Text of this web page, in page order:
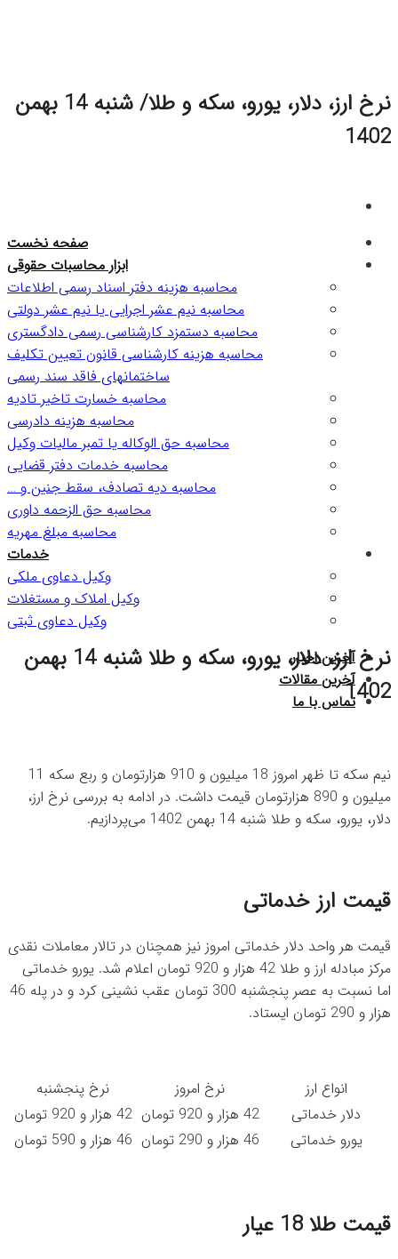
صفحه نخست
ابزار محاسبات حقوقی
محاسبه هزینه دفتر اسناد رسمی اطلاعات
محاسبه نیم عشر اجرایی یا نیم عشر دولتی
محاسبه دستمزد کارشناسی رسمی دادگستری
محاسبه هزینه کارشناسی قانون تعیین تکلیف
ساختمانهای فاقد سند رسمی
محاسبه خسارت تاخیر تادیه
محاسبه هزینه دادرسی
محاسبه حق الوکاله یا تمبر مالیات وکیل
محاسبه خدمات دفتر قضایی
محاسبه دیه تصادف، سقط جنین و …
محاسبه حق الزحمه داوری
محاسبه مبلغ مهریه
خدمات
وکیل دعاوی ملکی
وکیل املاک و مستغلات
وکیل دعاوی ثبتی
آخرین اخبار
آخرین مقالات
تماس با ما
نرخ ارز، دلار، یورو، سکه و طلا/ شنبه 14 بهمن
1402
نرخ ارز، دلار، یورو، سکه و طلا شنبه 14 بهمن
1402
نیم سکه تا ظهر امروز 18 میلیون و 910 هزارتومان و ربع سکه 11
میلیون و 890 هزارتومان قیمت داشت. در ادامه به بررسی نرخ ارز،
دلار، یورو، سکه و طلا شنبه 14 بهمن 1402 می‌پردازیم.
قیمت ارز خدماتی
قیمت هر واحد دلار خدماتی امروز نیز همچنان در تالار معاملات نقدی
مرکز مبادله ارز و طلا 42 هزار و 920 تومان اعلام شد. یورو خدماتی
اما نسبت به عصر پنجشنبه 300 تومان عقب نشینی کرد و در پله 46
هزار و 290 تومان ایستاد.
انواع ارز نرخ امروز
نرخ پنجشنبه
دلار خدماتی
42 هزار و 920 تومان
42 هزار و 920 تومان
یورو خدماتی
46 هزار و 290 تومان 46 هزار و 590 تومان
قیمت طلا 18 عیار